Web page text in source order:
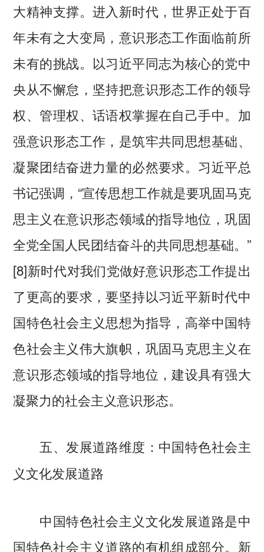
大精神支撑。进入新时代，世界正处于百
年未有之大变局，意识形态工作面临前所
未有的挑战。以习近平同志为核心的党中
央从不懈怠，坚持把意识形态工作的领导
权、管理权、话语权掌握在自己手中。加
强意识形态工作，是筑牢共同思想基础、
凝聚团结奋进力量的必然要求。习近平总
书记强调，“宣传思想工作就是要巩固马克
思主义在意识形态领域的指导地位，巩固
全党全国人民团结奋斗的共同思想基础。”
[8]新时代对我们党做好意识形态工作提出
了更高的要求，要坚持以习近平新时代中
国特色社会主义思想为指导，高举中国特
色社会主义伟大旗帜，巩固马克思主义在
意识形态领域的指导地位，建设具有强大
凝聚力的社会主义意识形态。
五、发展道路维度：中国特色社会主
义文化发展道路
中国特色社会主义文化发展道路是中
国特色社会主义道路的有机组成部分。新